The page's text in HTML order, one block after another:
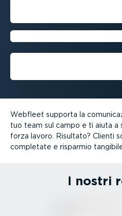
Webfleet supporta la
tuo team sul campo e ti aiuta a
forza lavoro. Risultato? Clienti
completate e risparmio
I nostri